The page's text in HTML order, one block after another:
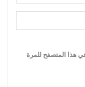
هذا المتصفح للمرة